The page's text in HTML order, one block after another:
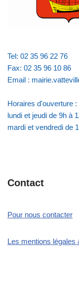
Tel: 02 35 96 22 76
Fax: 02 35 96 10 86
Email :
Horaires d'ouverture :
lundi et jeudi de 9h à
mardi et vendredi de
Contact
Pour nous contacter
Les mentions légales